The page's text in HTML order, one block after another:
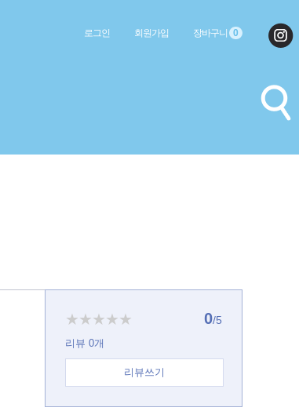
로그인 회원가입 장바구니 0
★★★★★ 0/5
리뷰 0개
리뷰쓰기